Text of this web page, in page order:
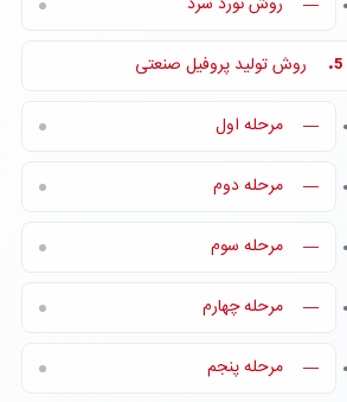
—
5. روش تولید پروفیل صنعتی
— مرحله اول
— مرحله دوم
— مرحله سوم
— مرحله چهارم
— مرحله پنجم